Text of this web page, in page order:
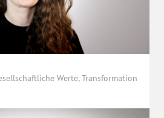
Werte, Transformation